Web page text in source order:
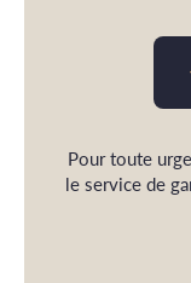
Pour toute
le service de